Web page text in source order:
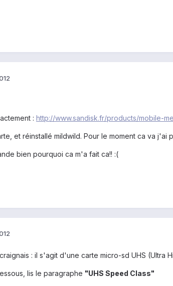
: http://www.sandisk.fr/products/mobile-
et réinstallé mildwild. Pour le moment ca va
bien pourquoi ca m'a fait ca!! :(
: il s'agit d'une carte micro-sd UHS (Ultra
lis le paragraphe "UHS Speed Class"